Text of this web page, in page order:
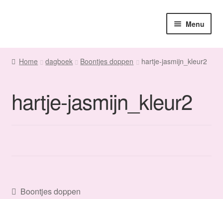
navigatie
inhoud
Menu
Home
Maatwerk
Home dagboek Boontjes doppen hartje-jasmijn_kleur2
hartje-jasmijn_kleur2
Bericht
Vorig
Boontjes doppen